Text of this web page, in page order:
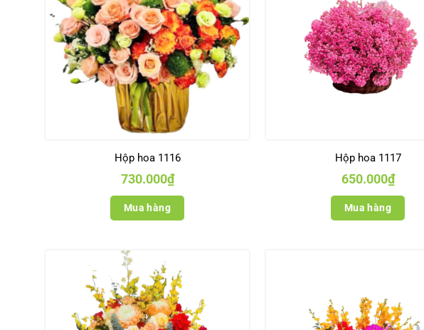
Hộp hoa 1116
730.000₫
Mua hàng
Hộp hoa 1117
650.000₫
Mua hàng